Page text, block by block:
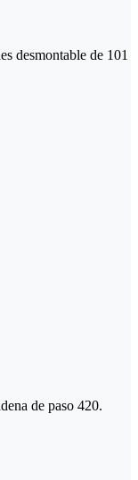
desmontable de 101
de paso 420.